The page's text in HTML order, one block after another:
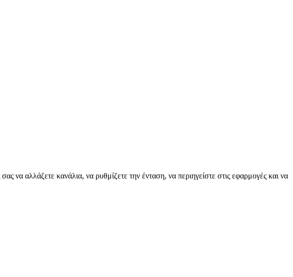
να αλλάζετε κανάλια, να ρυθμίζετε την ένταση, να περιηγείστε στις εφαρμογές και να